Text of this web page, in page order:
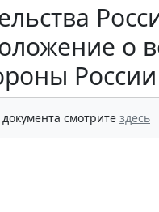
о
России
смотрите здесь